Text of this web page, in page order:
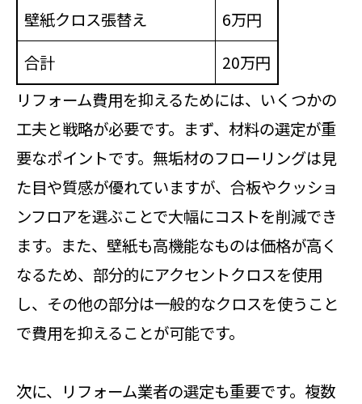
壁紙クロス張替え
6万円
合計
20万円
リフォーム費用を抑えるためには、いくつかの
工夫と戦略が必要です。まず、材料の選定が重
要なポイントです。無垢材のフローリングは見
た目や質感が優れていますが、合板やクッショ
ンフロアを選ぶことで大幅にコストを削減でき
ます。また、壁紙も高機能なものは価格が高く
なるため、部分的にアクセントクロスを使用
し、その他の部分は一般的なクロスを使うこと
で費用を抑えることが可能です。
次に、リフォーム業者の選定も重要です。複数